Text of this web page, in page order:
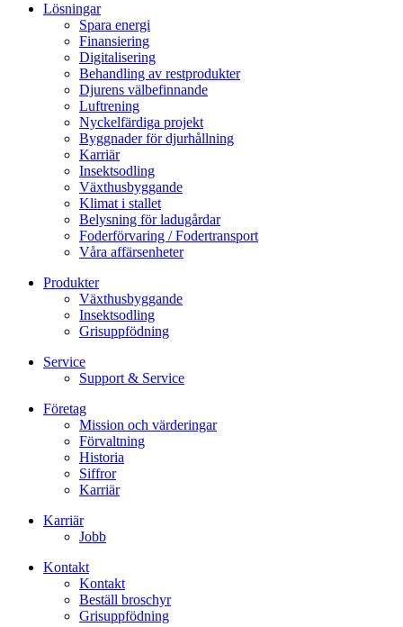
Lösningar
Spara energi
Finansiering
Digitalisering
Behandling av restprodukter
Djurens välbefinnande
Luftrening
Nyckelfärdiga projekt
Byggnader för djurhållning
Karriär
Insektsodling
Växthusbyggande
Klimat i stallet
Belysning för ladugårdar
Foderförvaring / Fodertransport
Våra affärsenheter
Produkter
Växthusbyggande
Insektsodling
Grisuppfödning
Service
Support & Service
Företag
Mission och värderingar
Förvaltning
Historia
Siffror
Karriär
Karriär
Jobb
Kontakt
Kontakt
Beställ broschyr
Grisuppfödning